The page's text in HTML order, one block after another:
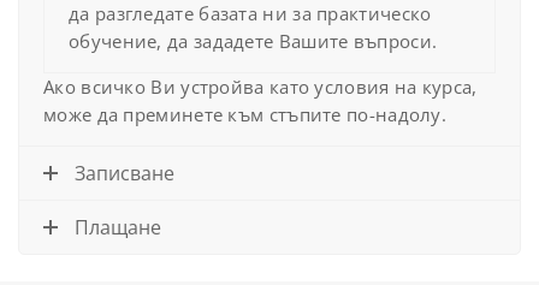
да разгледате базата ни за практическо
обучение, да зададете Вашите въпроси.
Ако всичко Ви устройва като условия на курса,
може да преминете към стъпите по-надолу.
Записване
Плащане